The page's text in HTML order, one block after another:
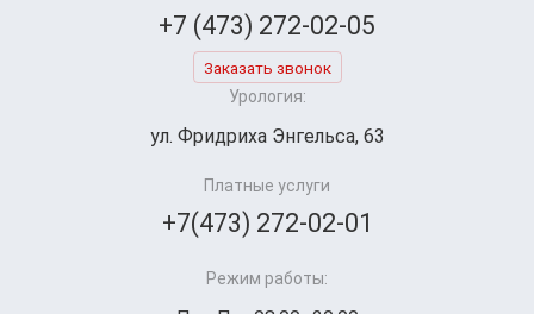
+7 (473) 272-02-05
Заказать звонок
Урология:
ул. Фридриха Энгельса, 63
Платные услуги
+7(473) 272-02-01
Режим работы: